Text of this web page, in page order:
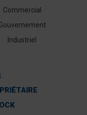
Commercial
Industriel